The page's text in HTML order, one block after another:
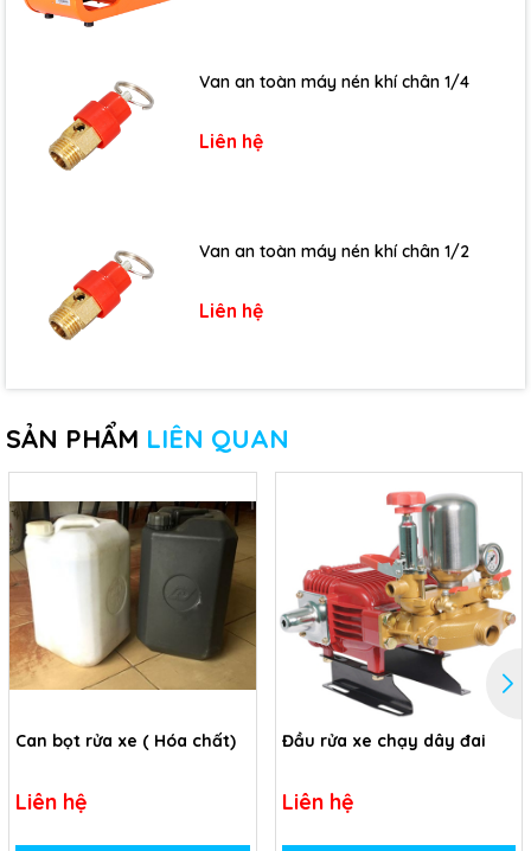
Van an toàn máy nén khí chân 1/4
Liên hệ
Van an toàn máy nén khí chân 1/2
Liên hệ
SẢN PHẨM LIÊN QUAN
Can bọt rửa xe ( Hóa chất)
Liên hệ
Đầu rửa xe chạy dây đai
Liên hệ